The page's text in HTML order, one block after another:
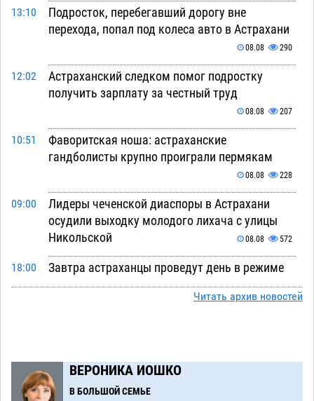
13:10
Подросток, перебегавший дорогу вне
перехода, попал под колеса авто в Астрахани
08.08 290
12:02
Астраханский следком помог подростку
получить зарплату за честный труд
08.08 207
10:51
Фаворитская ноша: астраханские
гандболисты крупно проиграли пермякам
08.08 228
09:00
Лидеры чеченской диаспоры в Астрахани
осудили выходку молодого лихача с улицы
Никольской
08.08 572
18:00
Завтра астраханцы проведут день в режиме
экстремальной температурной нагрузки
07.08 633
16:24 Игорь Редькин проинспектировал
Читать архив новостей
ВЕРОНИКА ИОШКО
В БОЛЬШОЙ СЕМЬЕ